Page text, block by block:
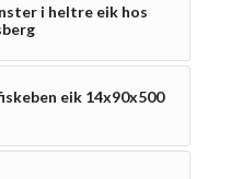
i heltre eik hos
eik 14x90x500